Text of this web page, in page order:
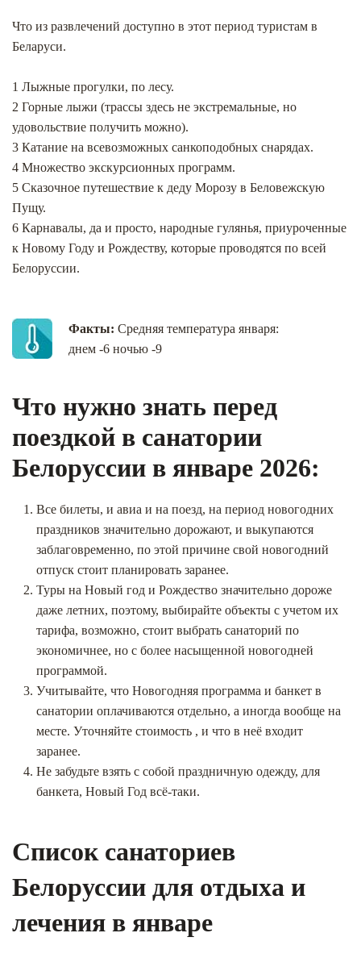
Что из развлечений доступно в этот период туристам в
Беларуси.
1 Лыжные прогулки, по лесу.
2 Горные лыжи (трассы здесь не экстремальные, но
удовольствие получить можно).
3 Катание на всевозможных санкоподобных снарядах.
4 Множество экскурсионных программ.
5 Сказочное путешествие к деду Морозу в Беловежскую
Пущу.
6 Карнавалы, да и просто, народные гулянья, приуроченные
к Новому Году и Рождеству, которые проводятся по всей
Белоруссии.
Факты: Средняя температура января:
днем -6 ночью -9
Что нужно знать перед
поездкой в санатории
Белоруссии в январе 2026:
Все билеты, и авиа и на поезд, на период новогодних
праздников значительно дорожают, и выкупаются
заблаговременно, по этой причине свой новогодний
отпуск стоит планировать заранее.
Туры на Новый год и Рождество значительно дороже
даже летних, поэтому, выбирайте объекты с учетом их
тарифа, возможно, стоит выбрать санаторий по
экономичнее, но с более насыщенной новогодней
программой.
Учитывайте, что Новогодняя программа и банкет в
санатории оплачиваются отдельно, а иногда вообще на
месте. Уточняйте стоимость , и что в неё входит
заранее.
Не забудьте взять с собой праздничную одежду, для
банкета, Новый Год всё-таки.
Список санаториев
Белоруссии для отдыха и
лечения в январе